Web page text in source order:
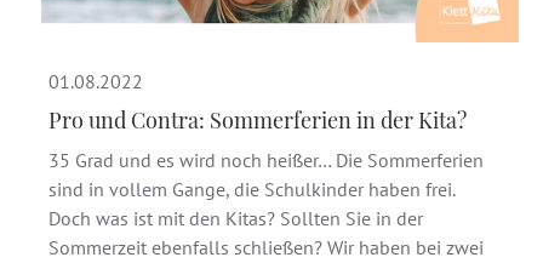
01.08.2022
Pro und Contra: Sommerferien in der Kita?
35 Grad und es wird noch heißer… Die Sommerferien
sind in vollem Gange, die Schulkinder haben frei.
Doch was ist mit den Kitas? Sollten Sie in der
Sommerzeit ebenfalls schließen? Wir haben bei zwei